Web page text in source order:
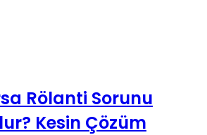
Rölanti Sorunu
Kesin Çözüm